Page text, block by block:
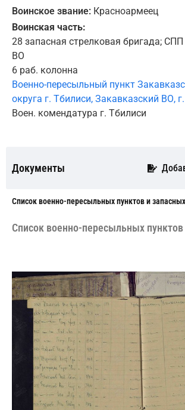
Воинское звание: Красноармеец
Воинская часть:
28 запасная стрелковая бригада;
ВО
6 раб. колонна
Военно-пересыльный пункт
округа г. Тбилиси, Закавказский ВО,
Воен. комендатура г. Тбилиси
Документы
Cписок военно-пересыльных пунктов и
Cписок военно-пересыльных